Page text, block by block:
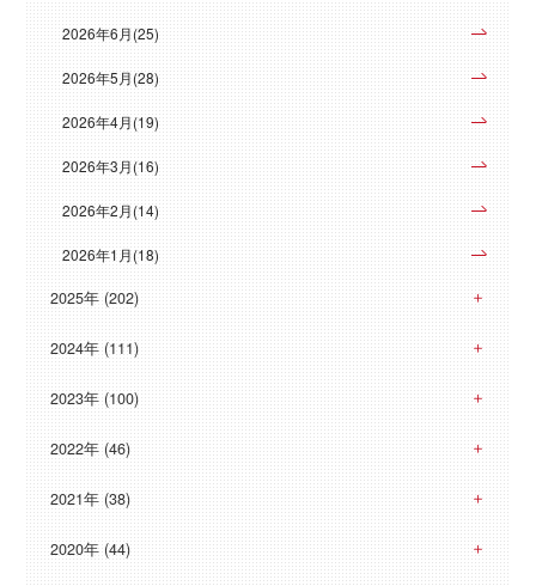
2026年6月(25)
2026年5月(28)
2026年4月(19)
2026年3月(16)
2026年2月(14)
2026年1月(18)
2025年 (202)
2024年 (111)
2023年 (100)
2022年 (46)
2021年 (38)
2020年 (44)